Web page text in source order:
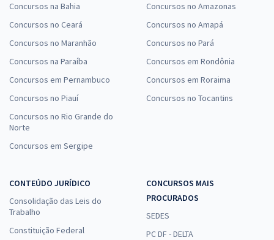
Concursos na Bahia
Concursos no Ceará
Concursos no Maranhão
Concursos na Paraíba
Concursos em Pernambuco
Concursos no Piauí
Concursos no Rio Grande do
Norte
Concursos em Sergipe
Concursos no Amazonas
Concursos no Amapá
Concursos no Pará
Concursos em Rondônia
Concursos em Roraima
Concursos no Tocantins
CONTEÚDO JURÍDICO
Consolidação das Leis do
Trabalho
Constituição Federal
CONCURSOS MAIS
PROCURADOS
SEDES
PC DF - DELTA